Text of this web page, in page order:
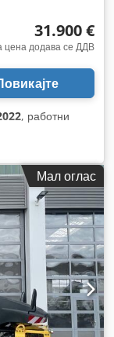
31.900 €
цена додава се ДДВ
, работни
Мал оглас